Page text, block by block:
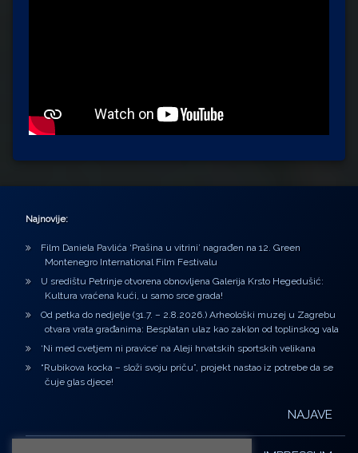
Najnovije:
Film Daniela Pavlića ‘Prašina u vitrini’ nagrađen na 12. Green
Montenegro International Film Festivalu
U središtu Petrinje otvorena obnovljena Galerija Krsto Hegedušić:
Kultura vraćena kući, u samo srce grada!
Od petka do nedjelje (31.7. – 2.8.2026.) Arheološki muzej u Zagrebu
otvara vrata građanima: Besplatan ulaz kao zaklon od toplinskog vala
‘Ni med cvetjem ni pravice’ na Aleji hrvatskih sportskih velikana
“Rubikova kocka – složi svoju priču”, projekt nastao iz potrebe da se
čuje glas djece!
NAJAVE